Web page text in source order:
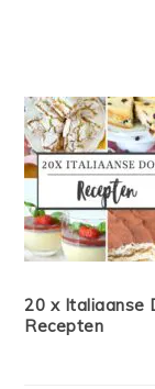
20 x Italiaanse
Recepten